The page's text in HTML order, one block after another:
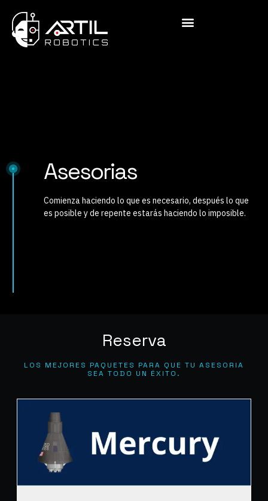
Asesorias
Comienza haciendo lo que es necesario, después lo que
es posible y de repente estarás haciendo lo imposible.
Reserva
LOS MEJORES PAQUETES PARA QUE TU ASESORIA
SEA TODO UN ÉXITO.